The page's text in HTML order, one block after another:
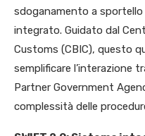
sdoganamento a
integrato. Guidato dal
Customs (CBIC), questo
semplificare l’interazione
Partner Government
complessità delle